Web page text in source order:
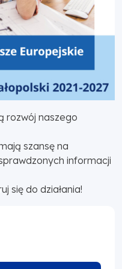
rozwój naszego
szansę na
informacji
się do działania!